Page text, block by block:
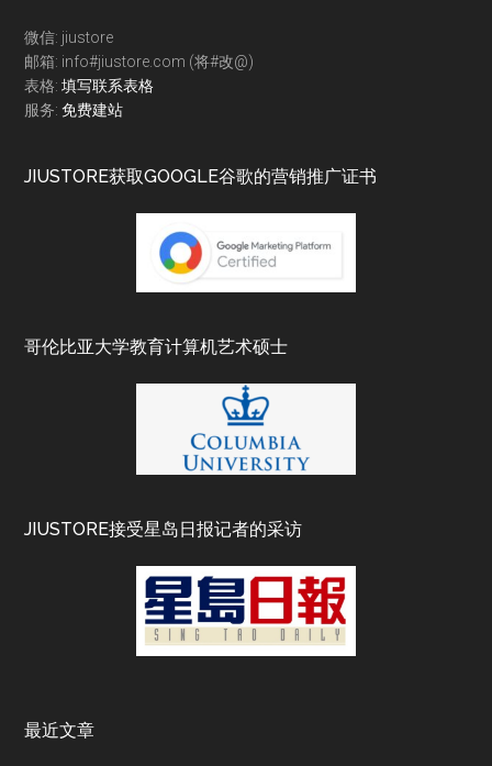
微信: jiustore
邮箱: info#jiustore.com (将#改@)
表格:填写联系表格
服务:免费建站
JIUSTORE获取GOOGLE谷歌的营销推广证书
哥伦比亚大学教育计算机艺术硕士
JIUSTORE接受星岛日报记者的采访
最近文章